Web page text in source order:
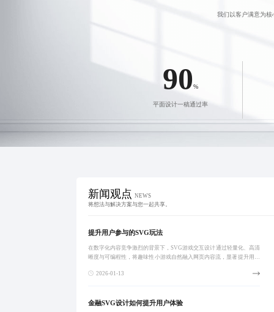
我们以客户满意为
90%
平面设计一稿通过率
新闻观点 NEWS
将想法与解决方案与您一起共享。
提升用户参与的SVG玩法
在数字化内容竞争激烈的背景下，SVG游戏交互设计通过轻量化、高清
晰度与可编程性，将趣味性小游戏自然融入网页内容流，显著提升用户
现寓教于乐与
2026-01-13
金融SVG设计如何提升用户体验